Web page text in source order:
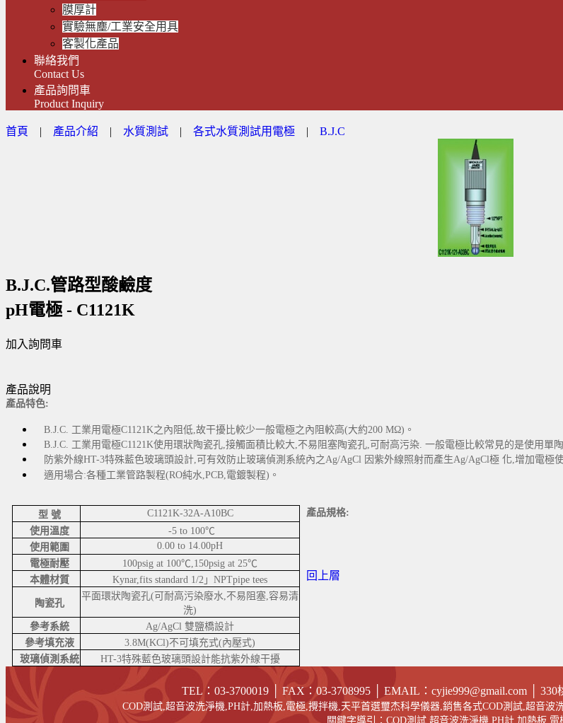
膜厚計
實驗無塵/工業安全用具
客製化產品
聯絡我們
Contact Us
產品詢問車
Product Inquiry
首頁 | 產品介紹 | 水質測試 | 各式水質測試用電極 | B.J.C
B.J.C.管路型酸鹼度
pH電極 - C1121K
加入詢問車
產品說明
產品特色:
B.J.C. 工業用電極C1121K之內阻低,故干擾比較少一般電極之內阻較高(大約200 MΩ)。
B.J.C. 工業用電極C1121K使用環狀陶瓷孔,接觸面積比較大,不易阻塞陶瓷孔,可耐高污染. 一般電極比較常見的是使用
防紫外線HT-3特殊藍色玻璃頭設計,可有效防止玻璃偵測系統內之Ag/AgCl 因紫外線照射而產生Ag/AgCl極 化,增加電極
適用場合:各種工業管路製程(RO純水,PCB,電鍍製程)。
產品規格:
型 號
C1121K-32A-A10BC
使用溫度
-5 to 100℃
使用範圍
0.00 to 14.00pH
電極耐壓
100psig at 100℃,150psig at 25℃
本體材質
Kynar,fits standard 1/2」NPTpipe tees
陶瓷孔
平面環狀陶瓷孔(可耐高污染廢水,不易阻塞,容易清
洗)
參考系統
Ag/AgCl 雙鹽橋設計
參考填充液
3.8M(KCl)不可填充式(內壓式)
玻璃偵測系統
HT-3特殊藍色玻璃頭設計能抗紫外線干擾
回上層
TEL：03-3700019 │ FAX：03-3708995 EMAIL ：cyjie999@gmail.com │ 330
COD測試,超音波洗淨機,PH計,加熱板,電極,攪拌機,天平首選璽杰科學儀器,銷售各式COD測試,超音波
關鍵字導引： COD測試, 超音波洗淨機 PH計, 加熱板 電